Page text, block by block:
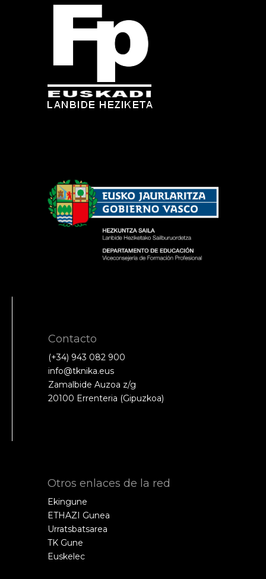
Contacto
(+34) 943 082 900
info@tknika.eus
Zamalbide Auzoa z/g
20100 Errenteria (Gipuzkoa)
Otros enlaces de la red
Ekingune
ETHAZI Gunea
Urratsbatsarea
TK Gune
Euskelec